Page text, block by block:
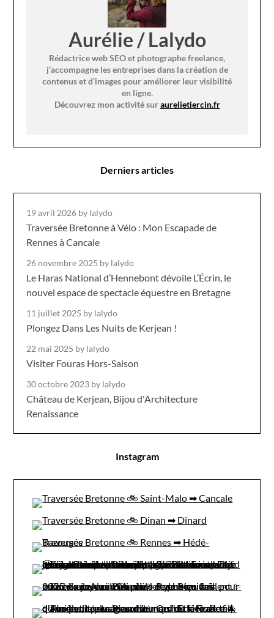
Aurélie / Lalydo
Rédactrice web SEO et photographe freelance,
j’accompagne les entreprises dans la création de
contenus et d’images pour améliorer leur visibilité
en ligne.
Découvrez mon activité suraurelietiercin.fr
Derniers articles
19 avril 2026 by lalydo
Traversée Bretonne à Vélo : Mon Escapade de
Rennes à Cancale
26 novembre 2025 by lalydo
Le Haras National d’Hennebont dévoile L’Écrin, le
nouvel espace de spectacle équestre en Bretagne
11 juillet 2025 by lalydo
Plongez Dans Les Nuits de Kerjean !
22 mai 2025 by lalydo
Visiter Fouras Hors-Saison
30 octobre 2023 by lalydo
Château de Kerjean, Bijou d'Architecture
Renaissance
Instagram